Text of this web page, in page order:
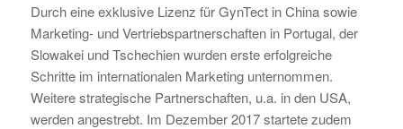
Durch eine exklusive Lizenz für GynTect in China sowie
Marketing- und Vertriebspartnerschaften in Portugal, der
Slowakei und Tschechien wurden erste erfolgreiche
Schritte im internationalen Marketing unternommen.
Weitere strategische Partnerschaften, u.a. in den USA,
werden angestrebt. Im Dezember 2017 startete zudem